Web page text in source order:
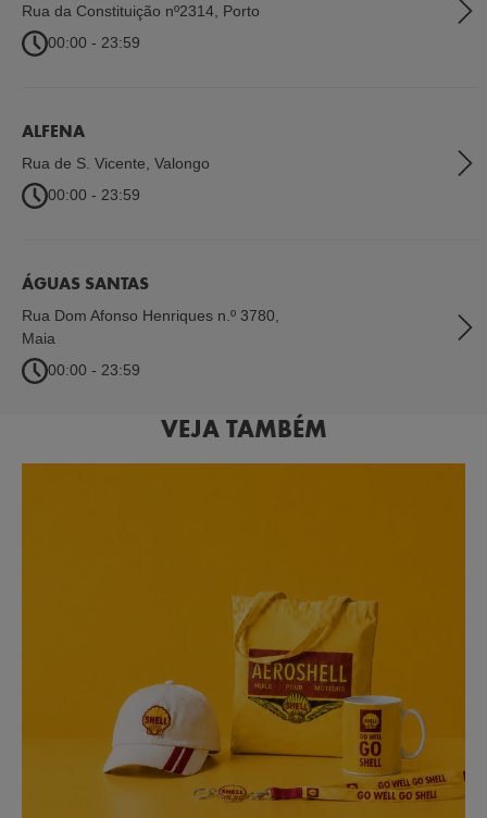
Rua da Constituição nº2314 Porto
00:00 - 23:59
ALFENA
Rua de S. Vicente Valongo
00:00 - 23:59
ÁGUAS SANTAS
Rua Dom Afonso Henriques n.º 3780
Maia
00:00 - 23:59
VEJA TAMBÉM